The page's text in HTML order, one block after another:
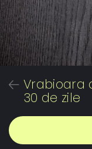
Vrabioara
30 de zile